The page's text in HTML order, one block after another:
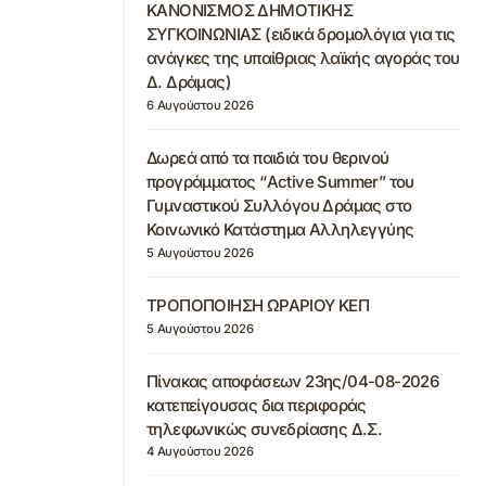
ΚΑΝΟΝΙΣΜΟΣ ΔΗΜΟΤΙΚΗΣ
ΣΥΓΚΟΙΝΩΝΙΑΣ (ειδικά δρομολόγια για τις
ανάγκες της υπαίθριας λαϊκής αγοράς του
Δ. Δράμας)
6 Αυγούστου 2026
Δωρεά από τα παιδιά του θερινού
προγράμματος “Active Summer” του
Γυμναστικού Συλλόγου Δράμας στο
Κοινωνικό Κατάστημα Αλληλεγγύης
5 Αυγούστου 2026
ΤΡΟΠΟΠΟΙΗΣΗ ΩΡΑΡΙΟΥ ΚΕΠ
5 Αυγούστου 2026
Πίνακας αποφάσεων 23ης/04-08-2026
κατεπείγουσας δια περιφοράς
τηλεφωνικώς συνεδρίασης Δ.Σ.
4 Αυγούστου 2026